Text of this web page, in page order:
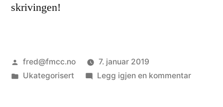
skrivingen!
Publisert
av
fred@fmcc.no
7. januar 2019
Publisert
Ukategorisert Legg igjen en kommentartil